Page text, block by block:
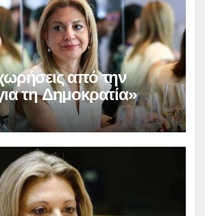
από την
τη Δημοκρατία»